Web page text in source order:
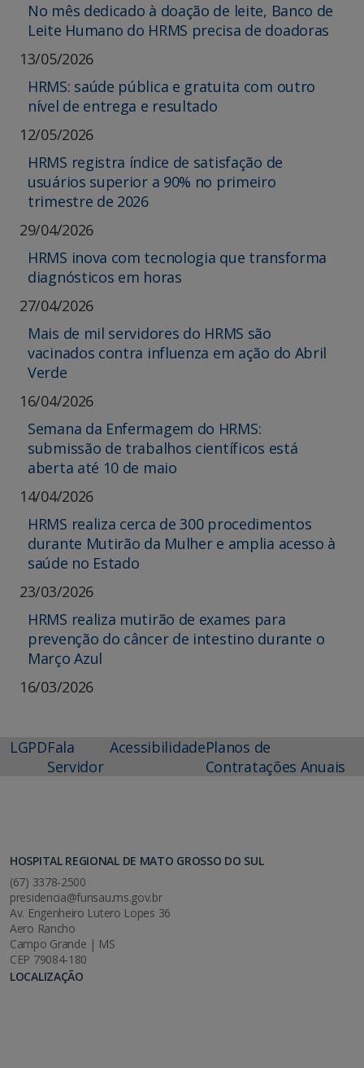
No mês dedicado à doação de leite, Banco de
Leite Humano do HRMS precisa de doadoras
13/05/2026
HRMS: saúde pública e gratuita com outro
nível de entrega e resultado
12/05/2026
HRMS registra índice de satisfação de
usuários superior a 90% no primeiro
trimestre de 2026
29/04/2026
HRMS inova com tecnologia que transforma
diagnósticos em horas
27/04/2026
Mais de mil servidores do HRMS são
vacinados contra influenza em ação do Abril
Verde
16/04/2026
Semana da Enfermagem do HRMS:
submissão de trabalhos científicos está
aberta até 10 de maio
14/04/2026
HRMS realiza cerca de 300 procedimentos
durante Mutirão da Mulher e amplia acesso à
saúde no Estado
23/03/2026
HRMS realiza mutirão de exames para
prevenção do câncer de intestino durante o
Março Azul
16/03/2026
LGPDFala
Servidor
AcessibilidadePlanos de
Contratações Anuais
HOSPITAL REGIONAL DE MATO GROSSO DO SUL
(67) 3378-2500
presidencia@funsau.ms.gov.br
Av. Engenheiro Lutero Lopes 36
Aero Rancho
Campo Grande | MS
CEP 79084-180
LOCALIZAÇÃO